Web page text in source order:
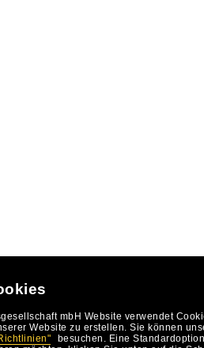
mbH Website verwendet
Website zu erstellen. Sie können
besuchen. Eine